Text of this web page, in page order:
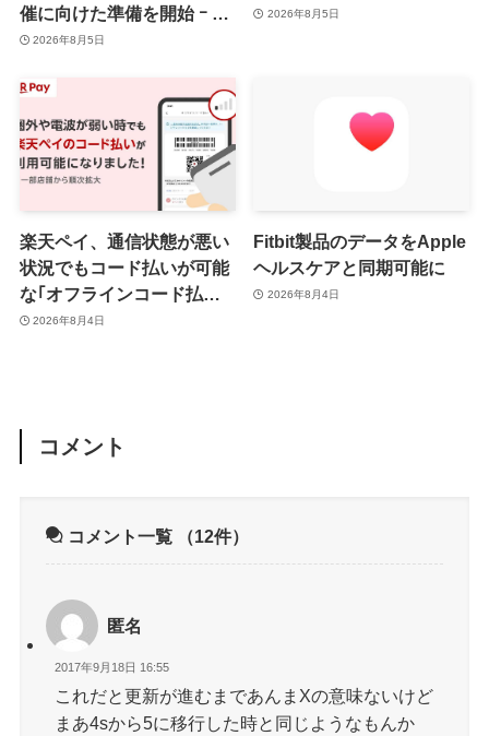
催に向けた準備を開始 ｰ 9
月8日か9月9日に開催見込
2026年8月5日
2026年8月5日
楽天ペイ、通信状態が悪い
状況でもコード払いが可能
な｢オフラインコード払い｣
を提供開始 ｰ まずはiOS版
2026年8月4日
Fitbit製品のデータをApple
ヘルスケアと同期可能に
2026年8月4日
コメント
コメント一覧 （12件）
匿名
2017年9月18日 16:55
これだと更新が進むまであんまXの意味ないけど
まあ4sから5に移行した時と同じようなもんか